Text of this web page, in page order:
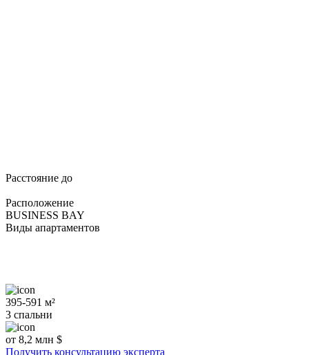
Расстояние до
Расположение
BUSINESS BAY
Виды апартаментов
395-591 м²
3 спальни
от 8,2 млн $
Получить консультацию эксперта